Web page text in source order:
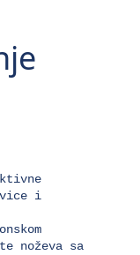
i
noževa sa